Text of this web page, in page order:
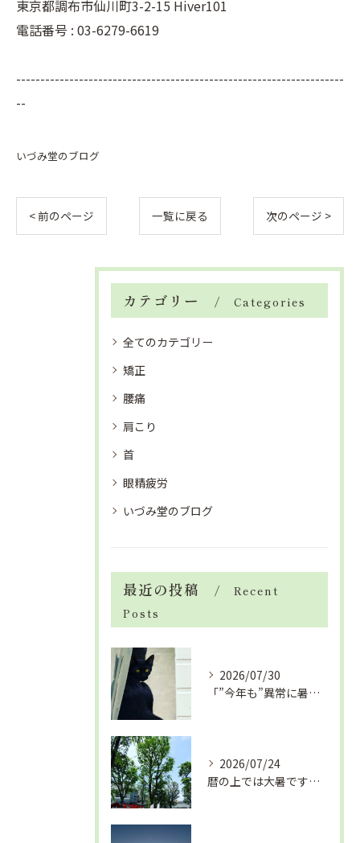
東京都調布市仙川町3-2-15 Hiver101
電話番号 : 03-6279-6619
--------------------------------------------------------------------
--
いづみ堂のブログ
< 前のページ 一覧に戻る 次のページ >
カテゴリー Categories
全てのカテゴリー
矯正
腰痛
肩こり
首
眼精疲労
いづみ堂のブログ
最近の投稿
Recent
Posts
2026/07/30
「”今年も”異常に暑い夏」酷暑+冷房＝夏風邪、腰痛、ひざの痛...
2026/07/24
暦の上では大暑です！腰痛や肩こりから来る頭痛